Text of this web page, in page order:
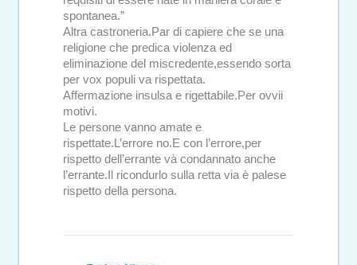
spontanea.”
Altra castroneria.Par di capiere che se una
religione che predica violenza ed
eliminazione del miscredente,essendo sorta
per vox populi va rispettata.
Affermazione insulsa e rigettabile.Per ovvii
motivi.
Le persone vanno amate e
rispettate.L’errore no.E con l’errore,per
rispetto dell’errante và condannato anche
l’errante.Il ricondurlo sulla retta via è palese
rispetto della persona.